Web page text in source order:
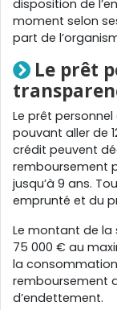
disposition de
moment selon
part de
Le prêt
Le prêt
pouvant aller de
crédit peuvent
remboursement
jusqu’à 9 ans.
emprunté et du
Le montant de la
75 000 € au
la
remboursement
d’endettement.